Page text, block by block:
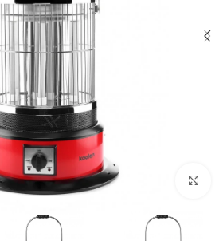
Click to enlarge